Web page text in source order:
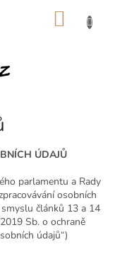
ÚDAJŮ
parlamentu a Rady
osobních
článků 13 a 14
Sb. o ochraně
údajů“)